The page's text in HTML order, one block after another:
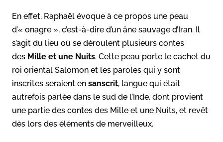
En effet, Raphaël évoque à ce propos une peau
d’« onagre », c’est-à-dire d’un âne sauvage d’Iran. Il
s’agit du lieu où se déroulent plusieurs contes
des Mille et une Nuits. Cette peau porte le cachet du
roi oriental Salomon et les paroles qui y sont
inscrites seraient en sanscrit, langue qui était
autrefois parlée dans le sud de l’Inde, dont provient
une partie des contes des Mille et une Nuits, et revêt
dès lors des éléments de merveilleux.